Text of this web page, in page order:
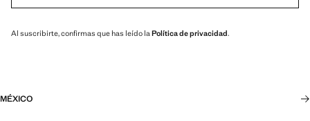
Al suscribirte, confirmas que has leído laPolítica de privacidad.
MÉXICO